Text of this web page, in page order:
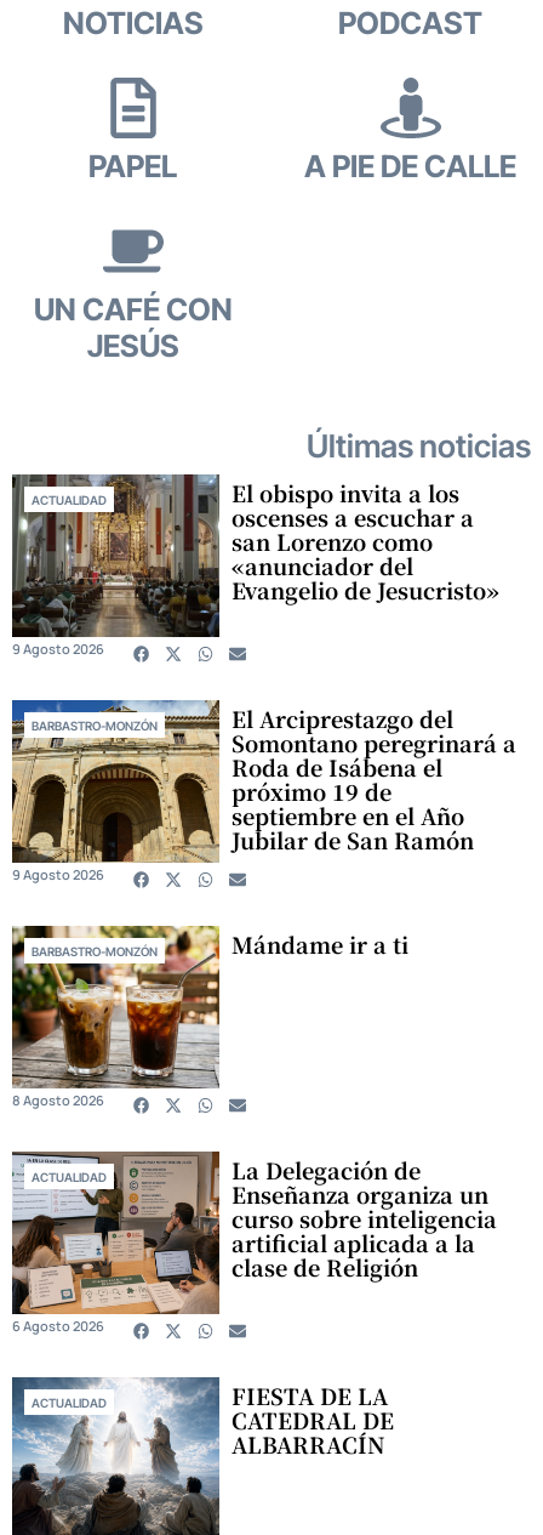
NOTICIAS PODCAST
PAPEL A PIE DE CALLE
UN CAFÉ CON
JESÚS
Últimas noticias
ACTUALIDAD El obispo invita a los
oscenses a escuchar a
san Lorenzo como
«anunciador del
Evangelio de Jesucristo»
9 Agosto 2026
BARBASTRO-MONZÓN El Arciprestazgo del
Somontano peregrinará a
Roda de Isábena el
próximo 19 de
septiembre en el Año
Jubilar de San Ramón
9 Agosto 2026
BARBASTRO-MONZÓN Mándame ir a ti
8 Agosto 2026
ACTUALIDAD La Delegación de
Enseñanza organiza un
curso sobre inteligencia
artificial aplicada a la
clase de Religión
6 Agosto 2026
ACTUALIDAD FIESTA DE LA
CATEDRAL DE
ALBARRACÍN